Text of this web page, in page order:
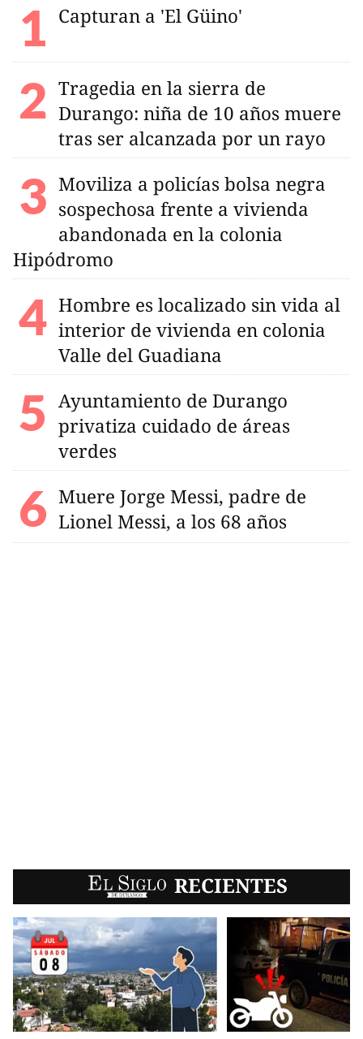
Capturan a 'El Güino'
Tragedia en la sierra de
Durango: niña de 10 años muere
tras ser alcanzada por un rayo
Moviliza a policías bolsa negra
sospechosa frente a vivienda
abandonada en la colonia
Hipódromo
Hombre es localizado sin vida al
interior de vivienda en colonia
Valle del Guadiana
Ayuntamiento de Durango
privatiza cuidado de áreas
verdes
Muere Jorge Messi, padre de
Lionel Messi, a los 68 años
EL SIGLO RECIENTES